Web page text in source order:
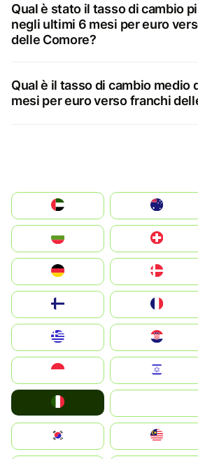
Qual è stato il tasso di cambio
negli ultimi 6 mesi per euro
delle Comore?
Qual è il tasso di cambio medio
mesi per euro verso franchi
الإمارات العربية المتحدة
Switzerland
Deutschland
United Kingdom
Magyarország
South Korea